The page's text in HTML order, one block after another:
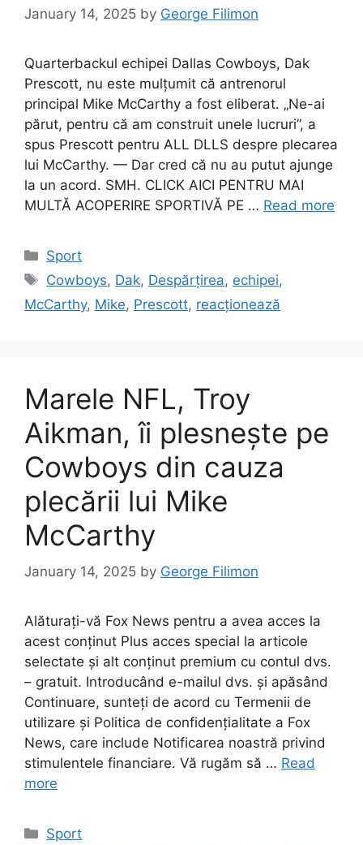
January 14, 2025 by George Filimon
Quarterbackul echipei Dallas Cowboys, Dak
Prescott, nu este mulțumit că antrenorul
principal Mike McCarthy a fost eliberat. „Ne-ai
părut, pentru că am construit unele lucruri”, a
spus Prescott pentru ALL DLLS despre plecarea
lui McCarthy. — Dar cred că nu au putut ajunge
la un acord. SMH. CLICK AICI PENTRU MAI
MULTĂ ACOPERIRE SPORTIVĂ PE … Read more
Categories
Sport
Tags
Cowboys, Dak, Despărțirea, echipei,
McCarthy, Mike, Prescott, reacționează
Marele NFL, Troy
Aikman, îi plesnește pe
Cowboys din cauza
plecării lui Mike
McCarthy
January 14, 2025 by George Filimon
Alăturați-vă Fox News pentru a avea acces la
acest conținut Plus acces special la articole
selectate și alt conținut premium cu contul dvs.
– gratuit. Introducând e-mailul dvs. și apăsând
Continuare, sunteți de acord cu Termenii de
utilizare și Politica de confidențialitate a Fox
News, care include Notificarea noastră privind
stimulentele financiare. Vă rugăm să … Read
more
Categories
Sport